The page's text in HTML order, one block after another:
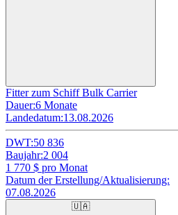
Fitter zum Schiff Bulk Carrier
Dauer:6 Monate
Landedatum:13.08.2026
DWT:50 836
Baujahr:2 004
1 770 $ pro Monat
Datum der Erstellung/Aktualisierung:
07.08.2026
🇺🇦